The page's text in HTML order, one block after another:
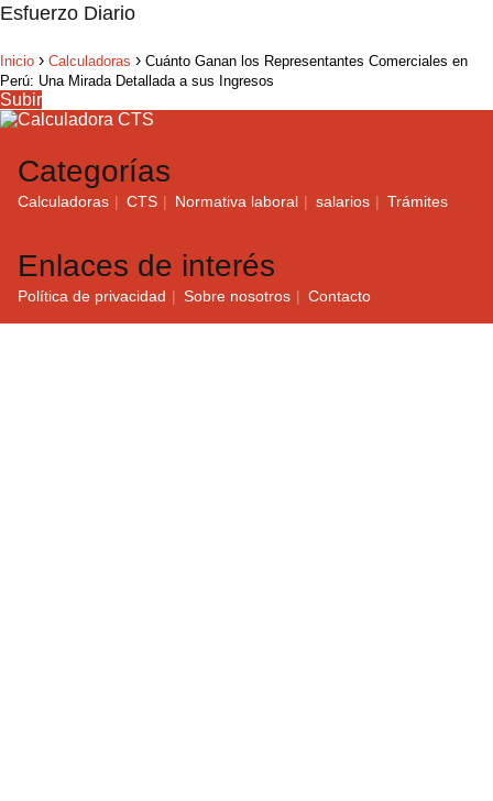
Esfuerzo Diario
Inicio Calculadoras
Cuánto Ganan los Representantes Comerciales en
Perú: Una Mirada Detallada a sus Ingresos
Subir
Categorías
Calculadoras CTS Normativa laboral salarios Trámites
Enlaces de interés
Política de privacidad Sobre nosotros Contacto